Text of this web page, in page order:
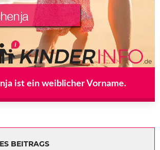
ist ein weiblicher Vorname.
BEITRAGS